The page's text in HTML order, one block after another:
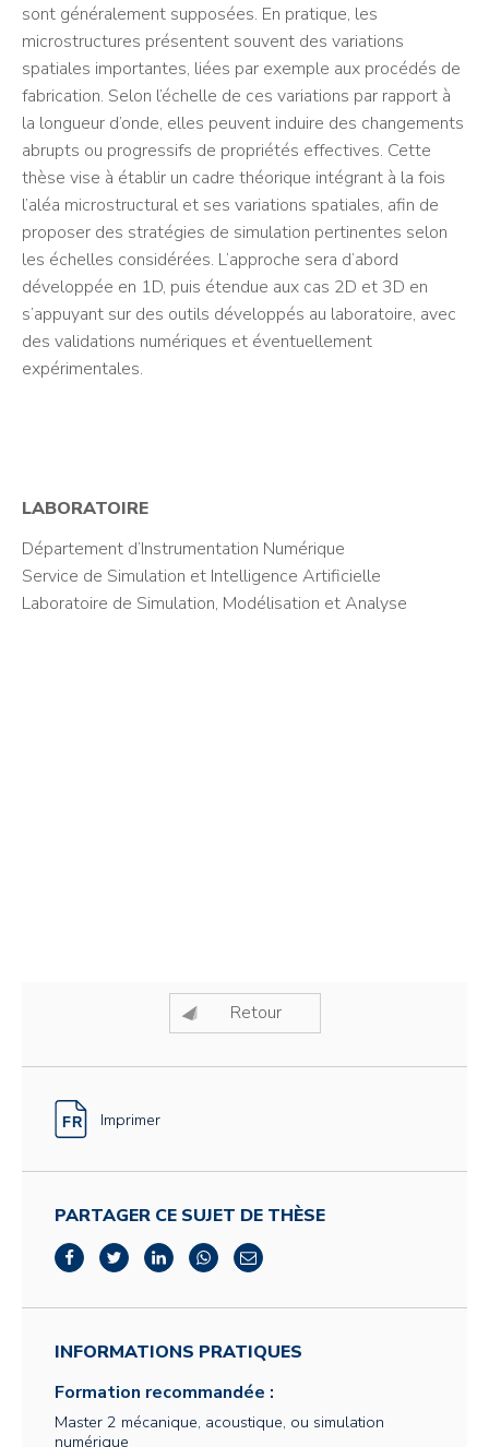
sont généralement supposées. En pratique, les
microstructures présentent souvent des variations
spatiales importantes, liées par exemple aux procédés de
fabrication. Selon l’échelle de ces variations par rapport à
la longueur d’onde, elles peuvent induire des changements
abrupts ou progressifs de propriétés effectives. Cette
thèse vise à établir un cadre théorique intégrant à la fois
l’aléa microstructural et ses variations spatiales, afin de
proposer des stratégies de simulation pertinentes selon
les échelles considérées. L’approche sera d’abord
développée en 1D, puis étendue aux cas 2D et 3D en
s’appuyant sur des outils développés au laboratoire, avec
des validations numériques et éventuellement
expérimentales.
LABORATOIRE
Département d’Instrumentation Numérique
Service de Simulation et Intelligence Artificielle
Laboratoire de Simulation, Modélisation et Analyse
Retour
Imprimer
PARTAGER CE SUJET DE THÈSE
INFORMATIONS PRATIQUES
Formation recommandée :
Master 2 mécanique, acoustique, ou simulation
numérique